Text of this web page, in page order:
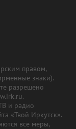
правом,
знаки).
разрешено
и радио
«Твой Иркутск».
все меры,